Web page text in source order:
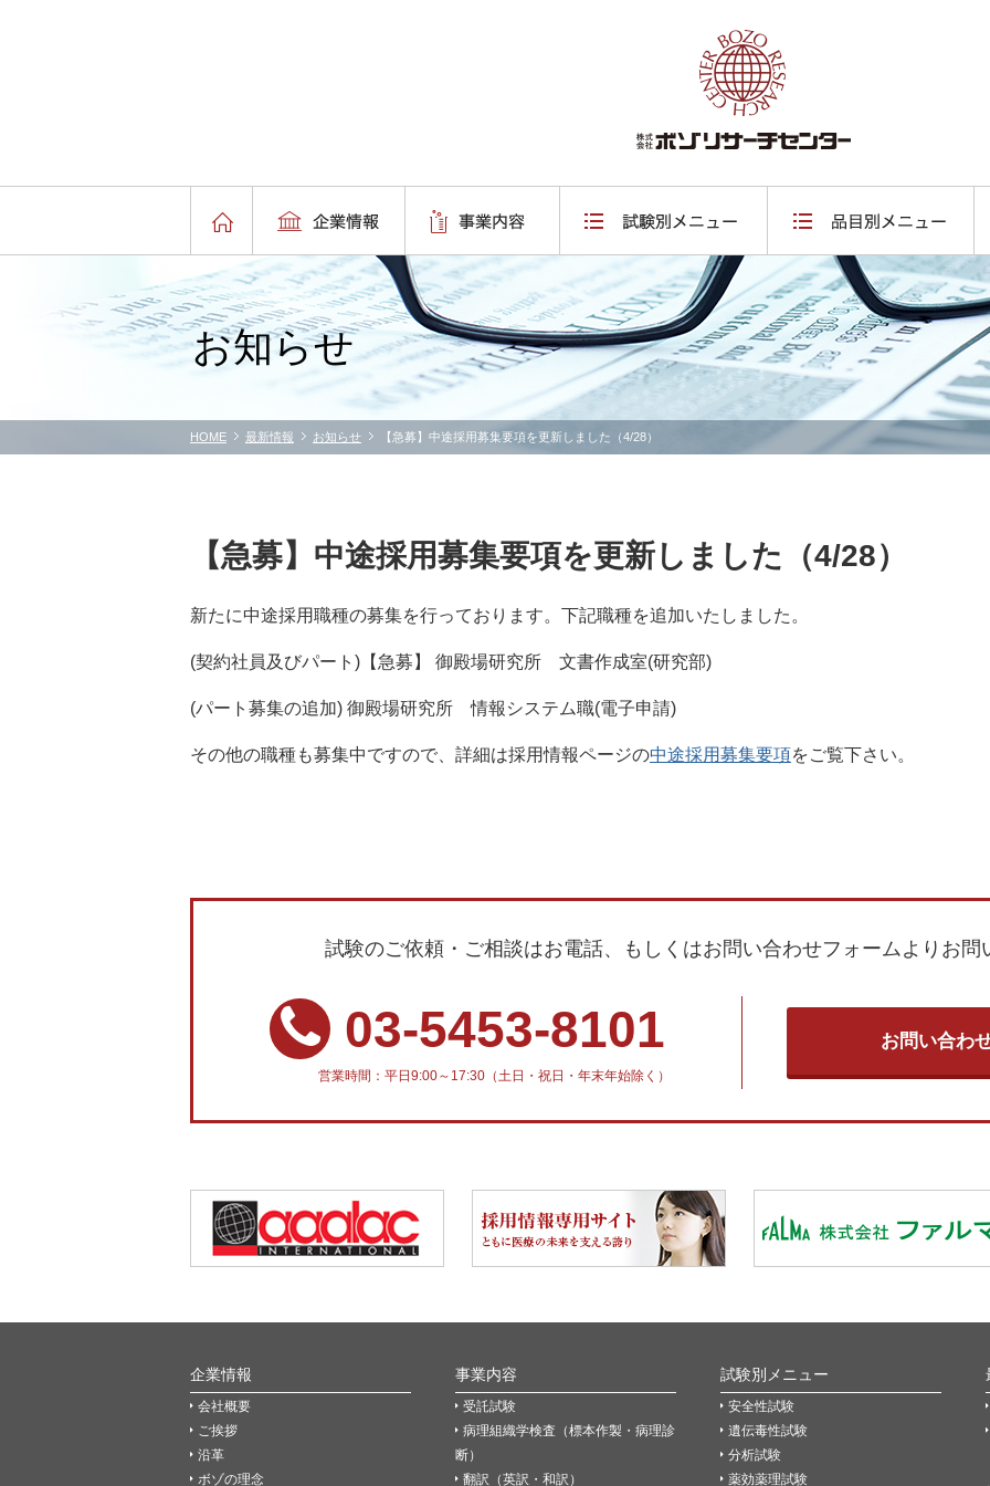
お知らせ
HOME 最新情報 お知らせ 【急募】中途採用募集要項を更新しました（4/28）
【急募】中途採用募集要項を更新しました（4/28）
新たに中途採用職種の募集を行っております。下記職種を追加いたしました。
(契約社員及びパート)【急募】 御殿場研究所 文書作成室(研究部)
(パート募集の追加) 御殿場研究所 情報システム職(電子申請)
その他の職種も募集中ですので、詳細は採用情報ページの中途採用募集要項をご覧下さい。
試験のご依頼・ご相談はお電話、もしくはお問い合わせフォームよりお問
03-5453-8101
営業時間：平日9:00～17:30（土日・祝日・年末年始除く）
お問い合わ
企業情報
会社概要
ご挨拶
沿革
ボゾの理念
事業内容
受託試験
病理組織学検査（標本作製・病理診
断）
翻訳（英訳・和訳）
試験別メニュー
安全性試験
遺伝毒性試験
分析試験
薬効薬理試験